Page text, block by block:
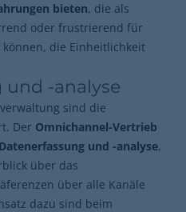
bieten, die als
oder frustrierend für
die Einheitlichkeit
-analyse
sind die
Der Omnichannel-Vertrieb
und -analyse,
über das
über alle Kanäle
dazu sind beim